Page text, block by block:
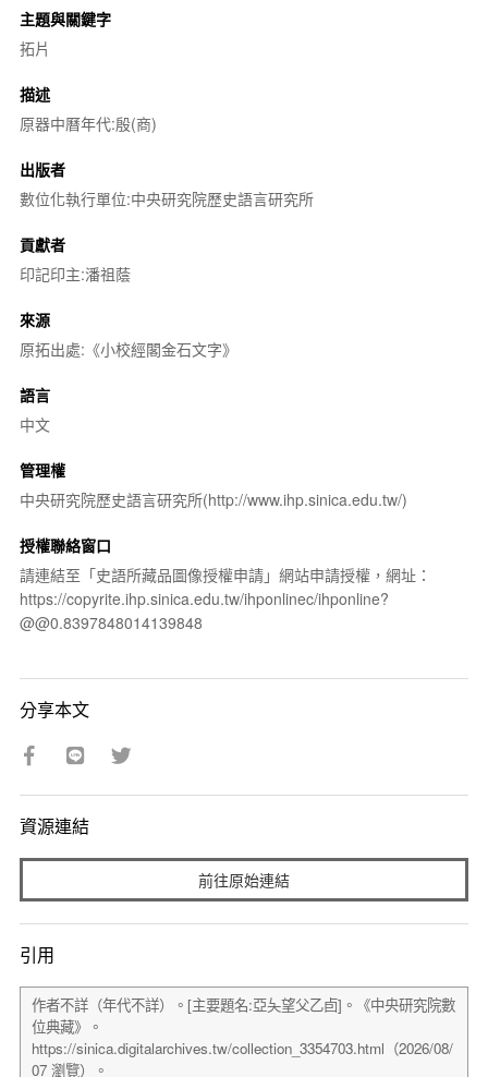
主題與關鍵字
拓片
描述
原器中曆年代:殷(商)
出版者
數位化執行單位:中央研究院歷史語言研究所
貢獻者
印記印主:潘祖蔭
來源
原拓出處:《小校經閣金石文字》
語言
中文
管理權
中央研究院歷史語言研究所(http://www.ihp.sinica.edu.tw/)
授權聯絡窗口
請連結至「史語所藏品圖像授權申請」網站申請授權，網址：
https://copyrite.ihp.sinica.edu.tw/ihponlinec/ihponline?
@@0.8397848014139848
分享本文
資源連結
前往原始連結
引用